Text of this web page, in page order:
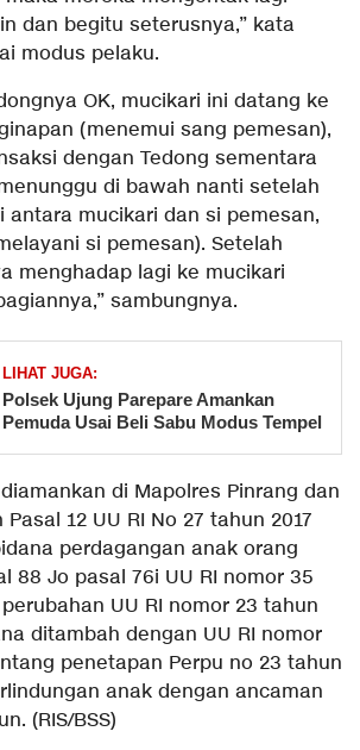
dan begitu seterusnya,” kata
modus pelaku.
OK, mucikari ini datang ke
(menemui sang pemesan),
dengan Tedong sementara
di bawah nanti setelah
antara mucikari dan si pemesan,
si pemesan). Setelah
menghadap lagi ke mucikari
sambungnya.
LIHAT JUGA:
Polsek Ujung Parepare Amankan
Pemuda Usai Beli Sabu Modus Tempel
di Mapolres Pinrang dan
12 UU RI No 27 tahun 2017
perdagangan anak orang
88 Jo pasal 76i UU RI nomor 35
UU RI nomor 23 tahun
ditambah dengan UU RI nomor
penetapan Perpu no 23 tahun
anak dengan ancaman
(RIS/BSS)